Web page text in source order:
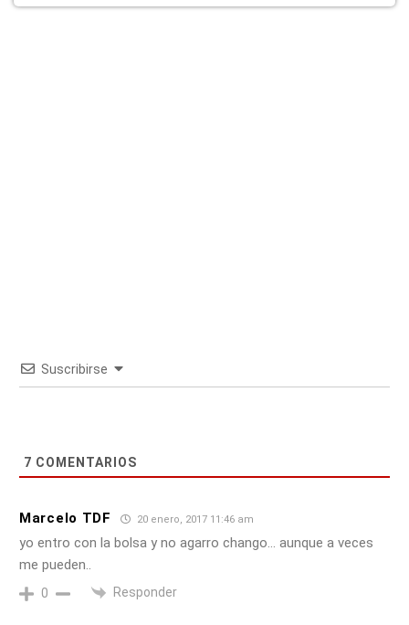
Suscribirse
7 COMENTARIOS
Marcelo TDF 20 enero, 2017 11:46 am
yo entro con la bolsa y no agarro chango… aunque a veces
me pueden..
0 Responder